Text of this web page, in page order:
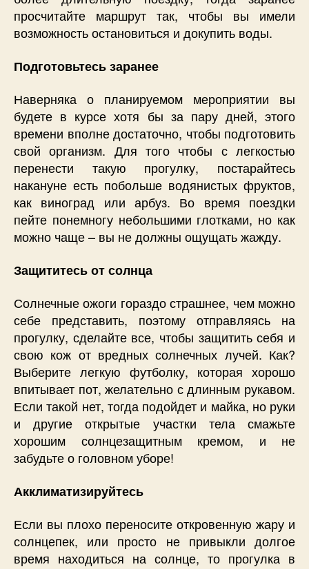
просчитайте маршрут так, чтобы вы имели
возможность остановиться и докупить воды.
Подготовьтесь заранее
Наверняка о планируемом мероприятии вы
будете в курсе хотя бы за пару дней, этого
времени вполне достаточно, чтобы подготовить
свой организм. Для того чтобы с легкостью
перенести такую прогулку, постарайтесь
накануне есть побольше водянистых фруктов,
как виноград или арбуз. Во время поездки
пейте понемногу небольшими глотками, но как
можно чаще – вы не должны ощущать жажду.
Защититесь от солнца
Солнечные ожоги гораздо страшнее, чем можно
себе представить, поэтому отправляясь на
прогулку, сделайте все, чтобы защитить себя и
свою кож от вредных солнечных лучей. Как?
Выберите легкую футболку, которая хорошо
впитывает пот, желательно с длинным рукавом.
Если такой нет, тогда подойдет и майка, но руки
и другие открытые участки тела смажьте
хорошим солнцезащитным кремом, и не
забудьте о головном уборе!
Акклиматизируйтесь
Если вы плохо переносите откровенную жару и
солнцепек, или просто не привыкли долгое
время находиться на солнце, то прогулка в